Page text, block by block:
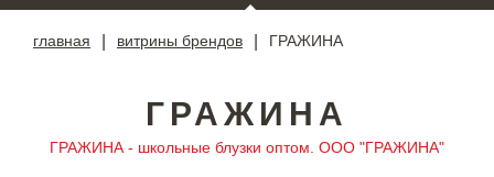
главная витрины брендов ГРАЖИНА
ГРАЖИНА
ГРАЖИНА - школьные блузки оптом. ООО "ГРАЖИНА"